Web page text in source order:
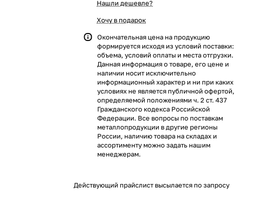
Нашли дешевле?
Хочу в подарок
Окончательная цена на продукцию
формируется исходя из условий поставки:
объема, условий оплаты и места отгрузки.
Данная информация о товаре, его цене и
наличии носит исключительно
информационный характер и ни при каких
условиях не является публичной офертой,
определяемой положениями ч. 2 ст. 437
Гражданского кодекса Российской
Федерации. Все вопросы по поставкам
металлопродукции в другие регионы
России, наличию товара на складах и
ассортименту можно задать нашим
менеджерам.
Действующий прайслист высылается по запросу